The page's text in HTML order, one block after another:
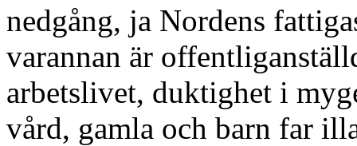
nedgång, ja Nordens
varannan är
arbetslivet, duktighet i
vård, gamla och barn far